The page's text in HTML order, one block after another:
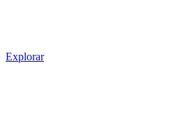
Explorar